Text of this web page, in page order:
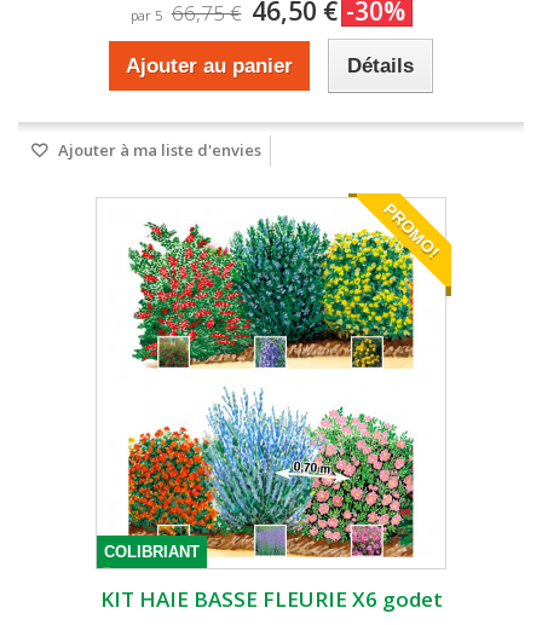
par 5 66,75 € 46,50 € -30%
Ajouter au panier Détails
Ajouter à ma liste d'envies
COLIBRIANT
PROMO!
KIT HAIE BASSE FLEURIE X6 godet